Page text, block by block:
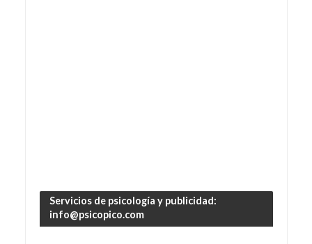
Servicios de psicología y publicidad:
info@psicopico.com